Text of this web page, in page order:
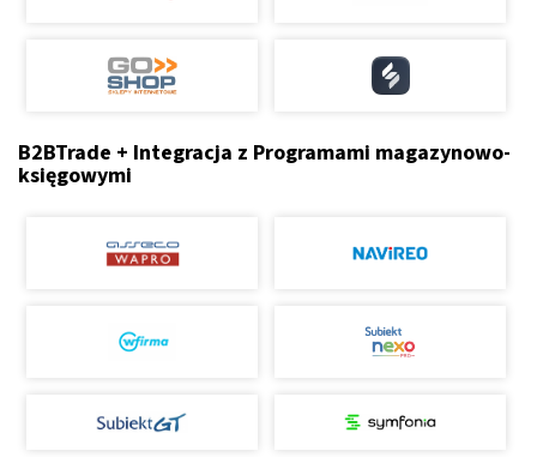
B2BTrade + Integracja z Programami magazynowo-
księgowymi